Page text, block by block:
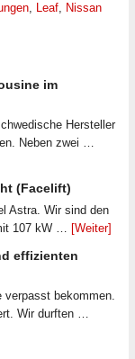
, Leaf, Nissan
im
Hersteller
Neben zwei …
(Facelift)
Astra. Wir sind den
107 kW … [Weiter]
effizienten
verpasst bekommen.
Wir durften …